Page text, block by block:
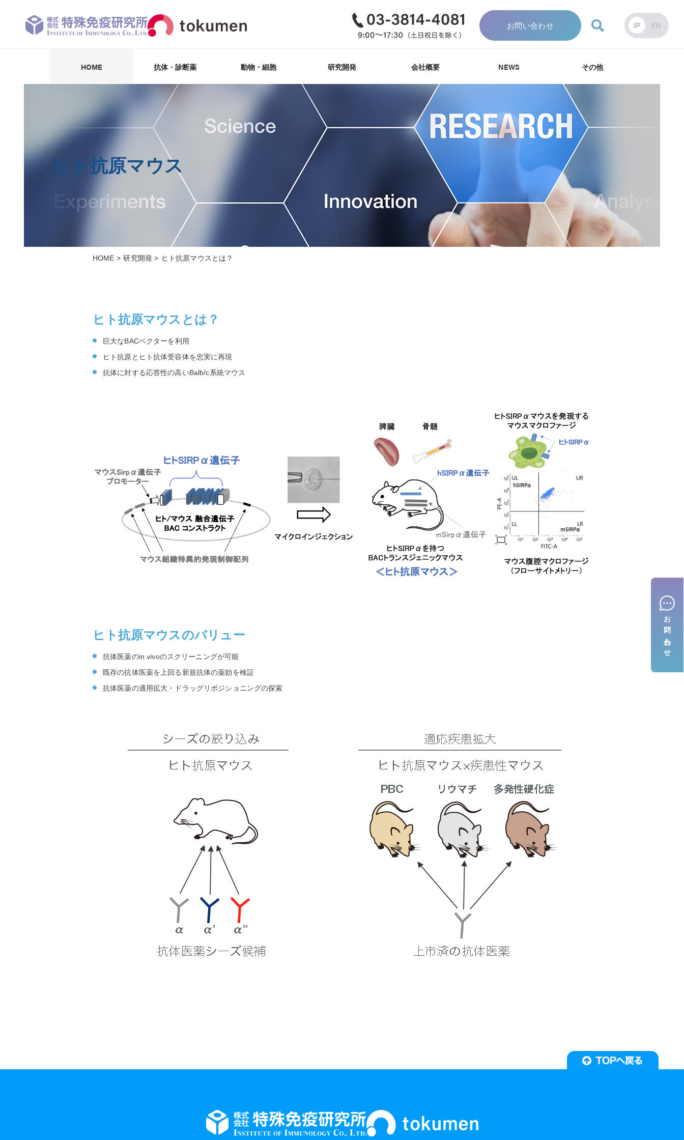
お問い合わせ
お問い合わせ EN
JP
HOME 抗体・診断薬
抗体受託作製
抗体・抗原・阻害剤
診断薬・試薬
CK-18F
学術情報
パートナー企業
受託開発・製造
動物・細胞 研究開発 会社概要
企業理念（MVV）
品質方針・行動指針
会社沿革
透明性に関する指針
インドネシア活動
肝炎ウイルス十話
動物福祉への取組み
NEWS その他
資料・カタログ
ヒト抗原マウス
HOME 研究開発 ヒト抗原マウスとは？
ヒト抗原マウスとは？
巨大なBACベクターを利用
ヒト抗原とヒト抗体受容体を忠実に再現
抗体に対する応答性の高いBalb/c系統マウス
ヒト抗原マウスのバリュー
抗体医薬のin vivoのスクリーニングが可能
既存の抗体医薬を上回る新規抗体の薬効を検証
抗体医薬の適用拡大・ドラッグリポジショニングの探索